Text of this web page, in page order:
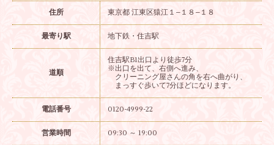
住所 東京都 江東区猿江１−１８−１８
最寄り駅 地下鉄・住吉駅
道順
住吉駅B1出口より徒歩7分
※出口を出て、右側へ進み、
クリーニング屋さんの角を右へ曲がり、
まっすぐ歩いて7分ほどになります。
電話番号 0120-4999-22
営業時間 09:30 ～ 19:00